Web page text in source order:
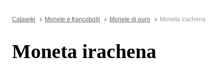
Catawiki Monete e francobolli Monete di euro Moneta irachena
Moneta irachena